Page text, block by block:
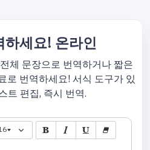
세요! 온라인
체 문장으로 번역하거나 짧은
로 번역하세요! 서식 도구가 있
트 편집, 즉시 번역.